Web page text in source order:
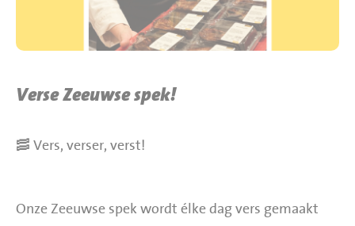
Verse Zeeuwse spek!
🥓 Vers, verser, verst!
Onze Zeeuwse spek wordt élke dag vers gemaakt